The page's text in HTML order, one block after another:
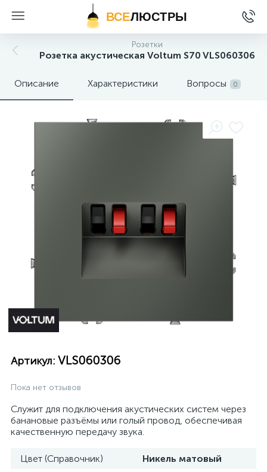
ВСЕЛЮСТРЫ
Розетки
Розетка акустическая Voltum S70 VLS060306
Описание Характеристики Вопросы 0
Артикул: VLS060306
Пока нет отзывов
Служит для подключения акустических систем через
банановые разъёмы или голый провод, обеспечивая
качественную передачу звука.
Цвет (Справочник)
Никель матовый